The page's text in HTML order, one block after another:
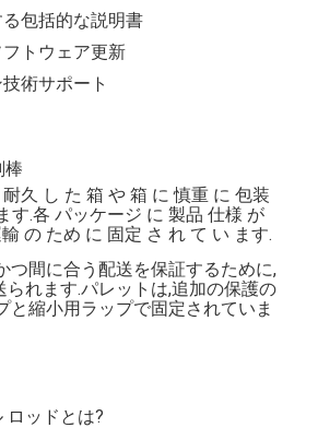
包括的な説明書
トウェア更新
術サポート
棒
久 し た 箱 や 箱 に 慎重 に 包装
す.各 パッケージ に 製品 仕様 が
の ため に 固定 さ れ て い ます.
つ間に合う配送を保証するために,
られます.パレットは,追加の保護の
と縮小用ラップで固定されていま
ロッドとは?